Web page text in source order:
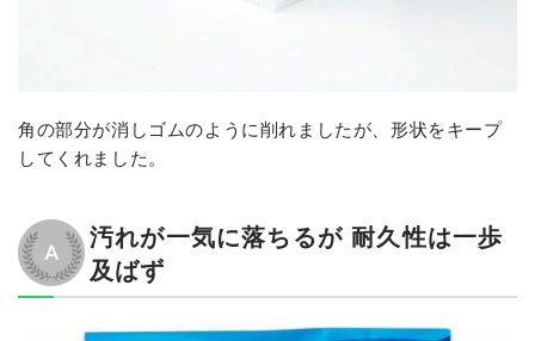
角の部分が消しゴムのように削れましたが、形状をキープ
してくれました。
汚れが一気に落ちるが 耐久性は一歩
及ばず